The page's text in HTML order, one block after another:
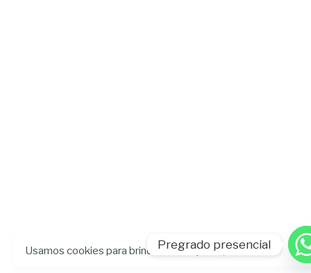
Usamos cookies para brindarle la mejor experiencia.
Pregrado presencial